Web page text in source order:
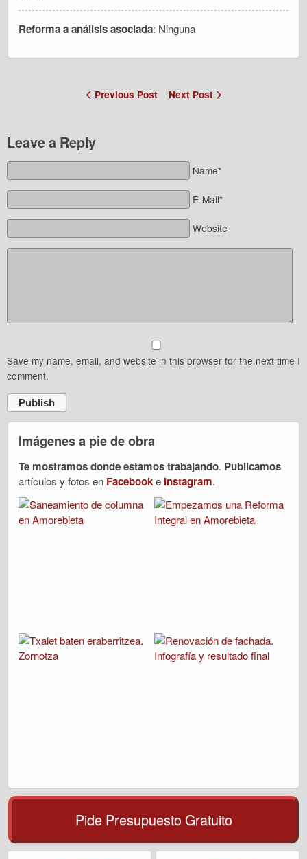
Reforma a análisis asociada: Ninguna
Previous Post Next Post
Leave a Reply
Name*
E-Mail*
Website
Save my name, email, and website in this browser for the next time I
comment.
Publish
Imágenes a pie de obra
Te mostramos donde estamos trabajando. Publicamos
artículos y fotos en Facebooke Instagram.
Pide Presupuesto Gratuito